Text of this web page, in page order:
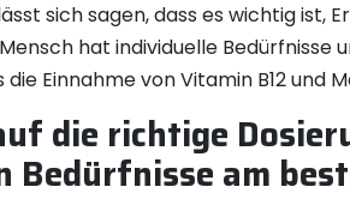
sich sagen, dass es wichtig
hat individuelle Bedürfnisse
Einnahme von Vitamin B12 und
die richtige
Bedürfnisse am